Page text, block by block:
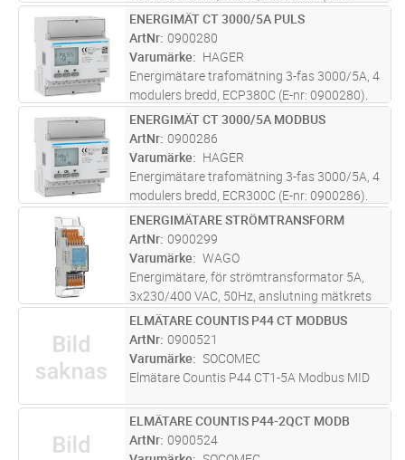
0900274). Denna fyrkvadratiska M-bus
mätare mäter den aktiva och reaktiva energin
som används i en elektrisk installat
ST Lägg i kundvagn
ENERGIMÄT CT 3000/5A PULS
ArtNr 0900280
Varumärke
HAGER
Energimätare trafomätning 3-fas 3000/5A, 4
modulers bredd, ECP380C (E-nr: 0900280).
Denna fyrkvadratiska mätare med
pulsutgång mäter den aktiva och reaktiva
energin som används i en elektrisk install
mer
ST Lägg i kundvagn
ENERGIMÄT CT 3000/5A MODBUS
ArtNr 0900286
Varumärke
HAGER
Energimätare trafomätning 3-fas 3000/5A, 4
modulers bredd, ECR300C (E-nr: 0900286).
Denna fyrkvadratiska Modbus mätare mäter
den aktiva och reaktiva energin som används
i en elektrisk installation.
ST Lägg i kundvagn
ENERGIMÄTARE STRÖMTRANSFORM
ArtNr 0900299
Varumärke
WAGO
Energimätare, för strömtransformator 5A,
3x230/400 VAC, 50Hz, anslutning mätkrets
Push-in CAGE CLAMP med spakarmar 0,2...4
mm2, anslutning övrigt Push-in CAGE CLAMP
med spakarmar 0,2...4 mm2, montage
mer
ST Lägg i kundvagn
ELMÄTARE COUNTIS P44 CT MODBUS
ArtNr 0900521
Varumärke
SOCOMEC
Elmätare Countis P44 CT1-5A Modbus MID
ST Lägg i kundvagn
ELMÄTARE COUNTIS P44-2QCT MODB
ArtNr 0900524